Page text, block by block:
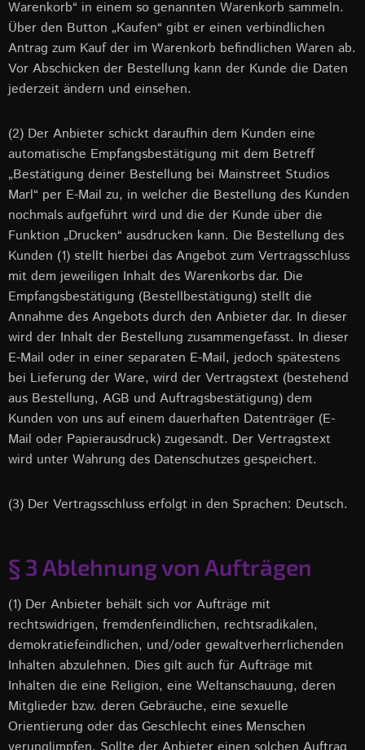
Warenkorb“ in einem so genannten Warenkorb sammeln.
Über den Button „Kaufen“ gibt er einen verbindlichen
Antrag zum Kauf der im Warenkorb befindlichen Waren ab.
Vor Abschicken der Bestellung kann der Kunde die Daten
jederzeit ändern und einsehen.
(2) Der Anbieter schickt daraufhin dem Kunden eine
automatische Empfangsbestätigung mit dem Betreff
„Bestätigung deiner Bestellung bei Mainstreet Studios
Marl“ per E-Mail zu, in welcher die Bestellung des Kunden
nochmals aufgeführt wird und die der Kunde über die
Funktion „Drucken“ ausdrucken kann. Die Bestellung des
Kunden (1) stellt hierbei das Angebot zum Vertragsschluss
mit dem jeweiligen Inhalt des Warenkorbs dar. Die
Empfangsbestätigung (Bestellbestätigung) stellt die
Annahme des Angebots durch den Anbieter dar. In dieser
wird der Inhalt der Bestellung zusammengefasst. In dieser
E-Mail oder in einer separaten E-Mail, jedoch spätestens
bei Lieferung der Ware, wird der Vertragstext (bestehend
aus Bestellung, AGB und Auftragsbestätigung) dem
Kunden von uns auf einem dauerhaften Datenträger (E-
Mail oder Papierausdruck) zugesandt. Der Vertragstext
wird unter Wahrung des Datenschutzes gespeichert.
(3) Der Vertragsschluss erfolgt in den Sprachen: Deutsch.
§ 3 Ablehnung von Aufträgen
(1) Der Anbieter behält sich vor Aufträge mit
rechtswidrigen, fremdenfeindlichen, rechtsradikalen,
demokratiefeindlichen, und/oder gewaltverherrlichenden
Inhalten abzulehnen. Dies gilt auch für Aufträge mit
Inhalten die eine Religion, eine Weltanschauung, deren
Mitglieder bzw. deren Gebräuche, eine sexuelle
Orientierung oder das Geschlecht eines Menschen